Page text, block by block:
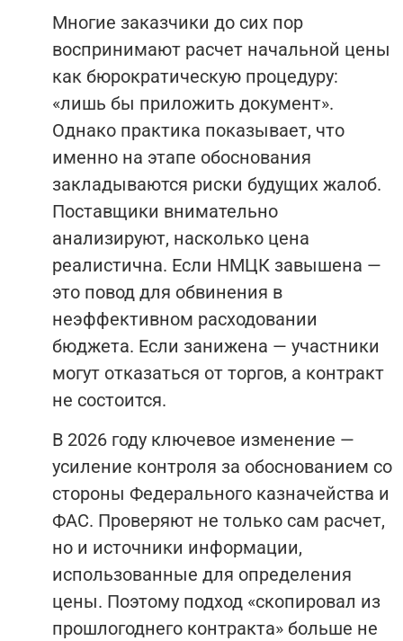
Многие заказчики до сих пор
воспринимают расчет начальной цены
как бюрократическую процедуру:
«лишь бы приложить документ».
Однако практика показывает, что
именно на этапе обоснования
закладываются риски будущих жалоб.
Поставщики внимательно
анализируют, насколько цена
реалистична. Если НМЦК завышена —
это повод для обвинения в
неэффективном расходовании
бюджета. Если занижена — участники
могут отказаться от торгов, а контракт
не состоится.
В 2026 году ключевое изменение —
усиление контроля за обоснованием со
стороны Федерального казначейства и
ФАС. Проверяют не только сам расчет,
но и источники информации,
использованные для определения
цены. Поэтому подход «скопировал из
прошлогоднего контракта» больше не